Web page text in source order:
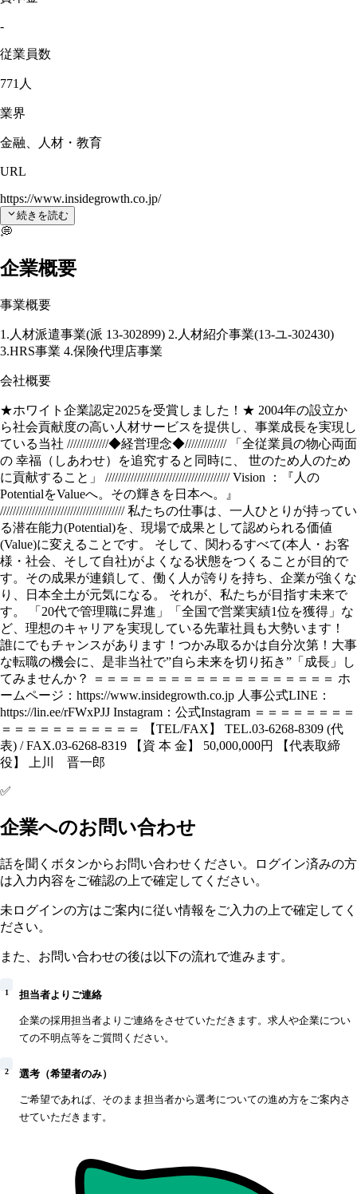
-
従業員数
771人
業界
金融、人材・教育
URL
https://www.insidegrowth.co.jp/
続きを読む
💭
企業概要
事業概要
1.人材派遣事業(派 13-302899) 2.人材紹介事業(13-ユ-302430)
3.HRS事業 4.保険代理店事業
会社概要
★ホワイト企業認定2025を受賞しました！★ 2004年の設立か
ら社会貢献度の高い人材サービスを提供し、事業成長を実現し
ている当社 /////////////◆経営理念◆///////////// 「全従業員の物心両面
の 幸福（しあわせ）を追究すると同時に、 世のため人のため
に貢献すること」 /////////////////////////////////////// Vision ：『人の
PotentialをValueへ。その輝きを日本へ。』
/////////////////////////////////////// 私たちの仕事は、一人ひとりが持ってい
る潜在能力(Potential)を、現場で成果として認められる価値
(Value)に変えることです。 そして、関わるすべて(本人・お客
様・社会、そして自社)がよくなる状態をつくることが目的で
す。その成果が連鎖して、働く人が誇りを持ち、企業が強くな
り、日本全土が元気になる。 それが、私たちが目指す未来で
す。 「20代で管理職に昇進」「全国で営業実績1位を獲得」な
ど、理想のキャリアを実現している先輩社員も大勢います！
誰にでもチャンスがあります！つかみ取るかは自分次第！大事
な転職の機会に、是非当社で”自ら未来を切り拓き”「成長」し
てみませんか？ ＝＝＝＝＝＝＝＝＝＝＝＝＝＝＝＝＝＝＝ ホ
ームページ：https://www.insidegrowth.co.jp 人事公式LINE：
https://lin.ee/rFWxPJJ Instagram：公式Instagram ＝＝＝＝＝＝＝＝
＝＝＝＝＝＝＝＝＝＝＝ 【TEL/FAX】 TEL.03-6268-8309 (代
表) / FAX.03-6268-8319 【資 本 金】 50,000,000円 【代表取締
役】 上川 晋一郎
✅
企業へのお問い合わせ
話を聞くボタンからお問い合わせください。ログイン済みの方
は入力内容をご確認の上で確定してください。
未ログインの方はご案内に従い情報をご入力の上で確定してく
ださい。
また、お問い合わせの後は以下の流れで進みます。
1 担当者よりご連絡
企業の採用担当者よりご連絡をさせていただきます。求人や企業につい
ての不明点等をご質問ください。
2 選考（希望者のみ）
ご希望であれば、そのまま担当者から選考についての進め方をご案内さ
せていただきます。